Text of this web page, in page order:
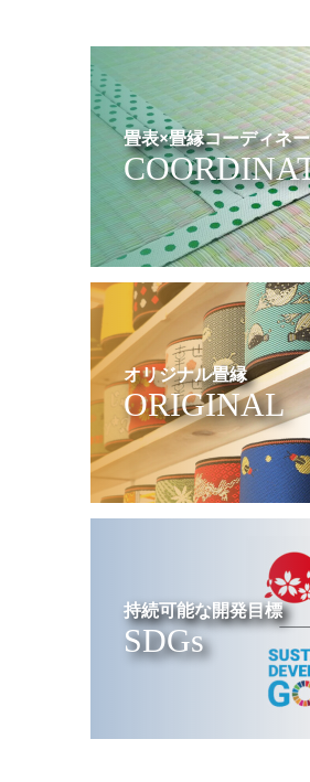
畳表×畳縁コーディネ
オリジナル畳縁
ORIGINAL
持続可能な開発目標
SDGs